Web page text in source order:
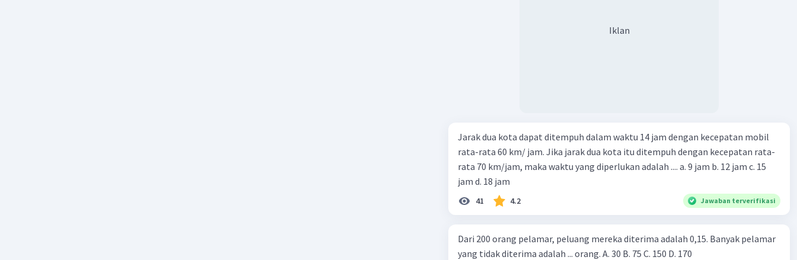
Iklan
Jarak dua kota dapat ditempuh dalam waktu 14 jam dengan kecepatan mobil
rata-rata 60 km/ jam. Jika jarak dua kota itu ditempuh dengan kecepatan rata-
rata 70 km/jam, maka waktu yang diperlukan adalah .... a. 9 jam b. 12 jam c. 15
jam d. 18 jam
41 4.2 Jawaban terverifikasi
Dari 200 orang pelamar, peluang mereka diterima adalah 0,15. Banyak pelamar
yang tidak diterima adalah ... orang. A. 30 B. 75 C. 150 D. 170